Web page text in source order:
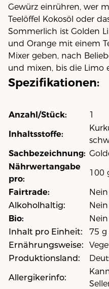
Gewürz einrühren, wer
Teelöffel Kokosöl oder
Sommerlich ist Golden
und Orange mit einem
Mixer geben, nach
und mixen, bis die Limo
Spezifikationen:
Anzahl/Stück:
1
Inhaltsstoffe:
Sachbezeichnung:
Nährwertangabe
pro:
100
Fairtrade:
Nein
Alkoholhaltig:
Nein
Bio:
Nein
Inhalt pro Einheit:
75 g
Ernährungsweise:
Produktionsland:
Allergikerinfo: